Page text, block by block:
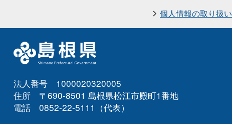
個人情報の取り扱い
法人番号 1000020320005
住所 〒690-8501 島根県松江市殿町1番地
電話 0852-22-5111（代表）